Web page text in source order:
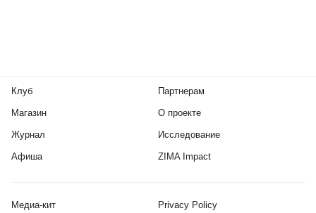
Клуб
Магазин
Журнал
Афиша
Партнерам
О проекте
Исследование
ZIMA Impact
Медиа-кит Privacy Policy